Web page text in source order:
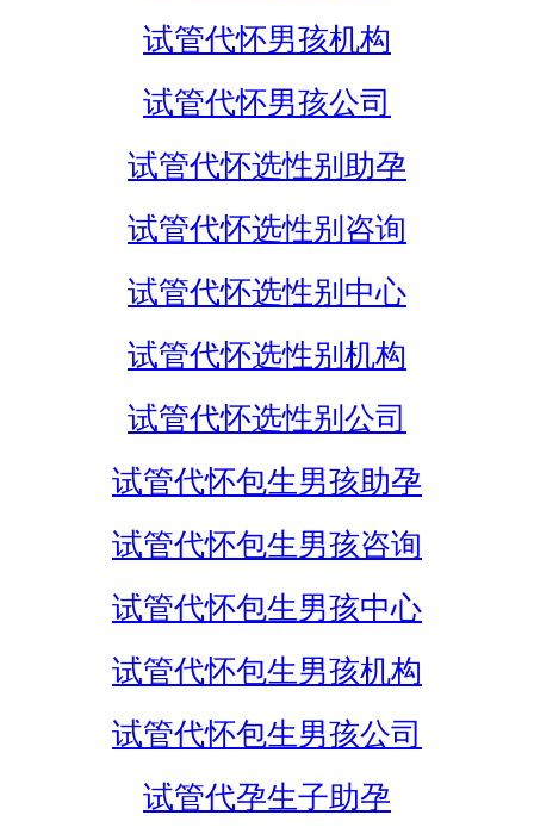
试管代怀男孩机构
试管代怀男孩公司
试管代怀选性别助孕
试管代怀选性别咨询
试管代怀选性别中心
试管代怀选性别机构
试管代怀选性别公司
试管代怀包生男孩助孕
试管代怀包生男孩咨询
试管代怀包生男孩中心
试管代怀包生男孩机构
试管代怀包生男孩公司
试管代孕生子助孕